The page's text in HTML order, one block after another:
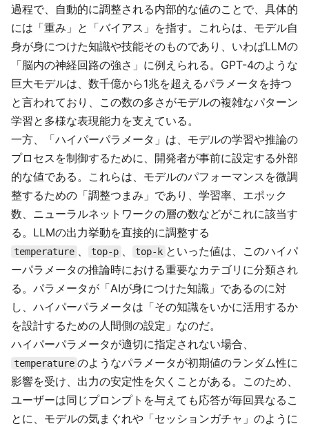
過程で、自動的に調整される内部的な値のことで、具体的
には「重み」と「バイアス」を指す。これらは、モデル自
身が身につけた知識や技能そのものであり、いわばLLMの
「脳内の神経回路の強さ」に例えられる。GPT-4のような
巨大モデルは、数千億から1兆を超えるパラメータを持つ
と言われており、この数の多さがモデルの複雑なパターン
学習と多様な表現能力を支えている。
一方、「ハイパーパラメータ」は、モデルの学習や推論の
プロセスを制御するために、開発者が事前に設定する外部
的な値である。これらは、モデルのパフォーマンスを微調
整するための「調整つまみ」であり、学習率、エポック
数、ニューラルネットワークの層の数などがこれに該当す
る。LLMの出力挙動を直接的に調整する
temperature 、 top-p 、 top-k といった値は、このハイパ
ーパラメータの推論時における重要なカテゴリに分類され
る。パラメータが「AIが身につけた知識」であるのに対
し、ハイパーパラメータは「その知識をいかに活用するか
を設計するための人間側の設定」なのだ。
ハイパーパラメータが適切に指定されない場合、
temperature のようなパラメータが初期値のランダム性に
影響を受け、出力の安定性を欠くことがある。このため、
ユーザーは同じプロンプトを与えても応答が毎回異なるこ
とに、モデルの気まぐれや「セッションガチャ」のように